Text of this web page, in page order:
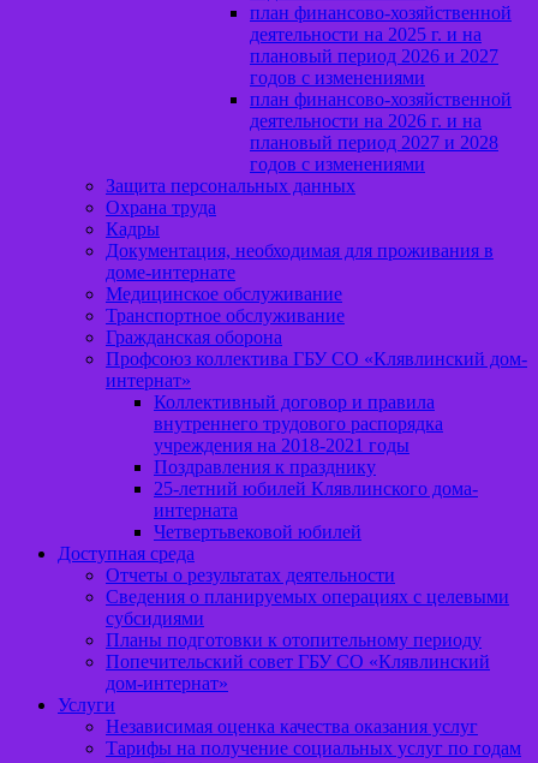
план финансово-хозяйственной
деятельности на 2025 г. и на
плановый период 2026 и 2027
годов с изменениями
план финансово-хозяйственной
деятельности на 2026 г. и на
плановый период 2027 и 2028
годов с изменениями
Защита персональных данных
Охрана труда
Кадры
Документация, необходимая для проживания в
доме-интернате
Медицинское обслуживание
Транспортное обслуживание
Гражданская оборона
Профсоюз коллектива ГБУ СО «Клявлинский дом-
интернат»
Коллективный договор и правила
внутреннего трудового распорядка
учреждения на 2018-2021 годы
Поздравления к празднику
25-летний юбилей Клявлинского дома-
интерната
Четвертьвековой юбилей
Доступная среда
Отчеты о результатах деятельности
Сведения о планируемых операциях с целевыми
субсидиями
Планы подготовки к отопительному периоду
Попечительский совет ГБУ СО «Клявлинский
дом-интернат»
Услуги
Независимая оценка качества оказания услуг
Тарифы на получение социальных услуг по годам